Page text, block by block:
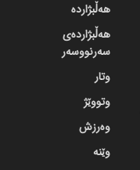
هەڵبژاردە
هەڵبژاردەی
سەرنووسەر
وتار
وتووێژ
وەرزش
وێنە